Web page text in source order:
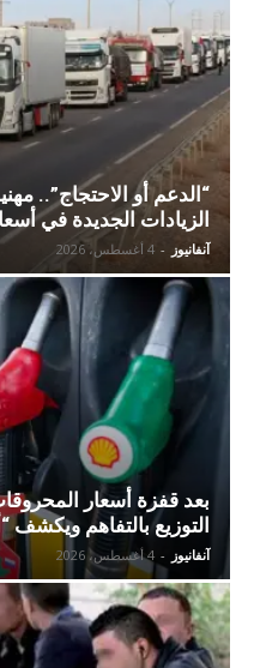
“الدعم أو الاحتجاج”..
الزيادات الجديدة في
آنفانيوز - 4 أغسطس، 2026
بعد قفزة أسعار
التوزيع بالتفاهم ويكشف
آنفانيوز - 4 أغسطس، 2026